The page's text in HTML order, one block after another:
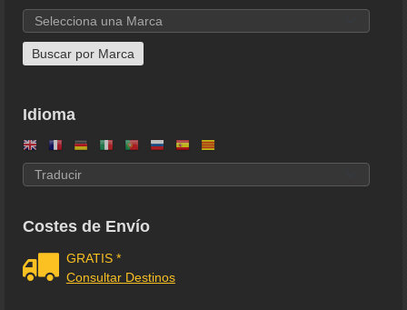
Idioma
Costes de Envío
GRATIS *
Consultar Destinos